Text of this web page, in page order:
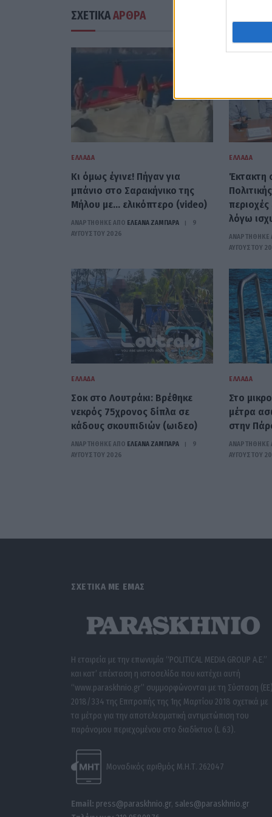
ΣΧΕΤΙΚΑΑΡΘΡΑ
ΕΛΛΆΔΑ
Kι όμως έγινε! Πήγαν για
μπάνιο στο Σαρακήνικο της
Μήλου με… ελικόπτερο (video)
ΑΝΑΡΤΗΘΗΚΕ ΑΠΟ ΕΛΕΑΝΑ ΖΑΜΠΑΡΑ
9
ΑΥΓΟΎΣΤΟΥ 2026
ΕΛΛΆΔΑ
Έκτακτη
περιοχές
λόγω
ΑΝΑΡΤΗΘΗΚΕ
ΑΥΓΟΎΣΤΟΥ
ΕΛΛΆΔΑ
Σοκ στο Λουτράκι: Βρέθηκε
νεκρός 75χρονος δίπλα σε
κάδους σκουπιδιών (ωιδεο)
ΑΝΑΡΤΗΘΗΚΕ ΑΠΟ ΕΛΕΑΝΑ ΖΑΜΠΑΡΑ
9
ΑΥΓΟΎΣΤΟΥ 2026
ΕΛΛΆΔΑ
Στο
μέτρα
στην
ΑΝΑΡΤΗΘΗΚΕ
ΑΥΓΟΎΣΤΟΥ
ΣΧΕΤΙΚΑ ΜΕ ΕΜΑΣ
Η εταιρεία με την επωνυμία “POLITICAL MEDIA GROUP A.E.”
και κατ’ επέκταση η ιστοσελίδα που κατέχει αυτή
“www.paraskhnio.gr” συμμορφώνονται με τη Σύσταση (ΕΕ)
2018/334 της Επιτροπής της 1ης Μαρτίου 2018 σχετικά με
τα μέτρα για την αποτελεσματική αντιμετώπιση του
παράνομου περιεχομένου στο διαδίκτυο (L 63).
Μοναδικός αριθμός Μ.Η.Τ. 262047
Email: press@paraskhnio.gr, sales@paraskhnio.gr